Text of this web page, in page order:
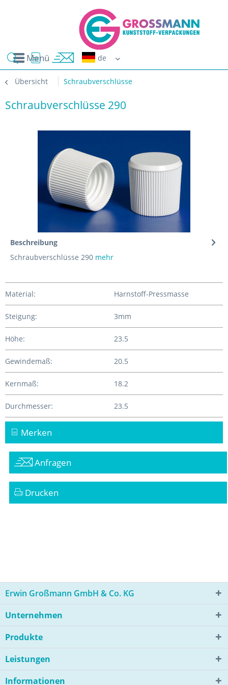
Menü
Übersicht Schraubverschlüsse
Schraubverschlüsse 290
Beschreibung
Schraubverschlüsse 290 mehr
Material: Harnstoff-Pressmasse
Steigung: 3mm
Höhe: 23.5
Gewindemaß: 20.5
Kernmaß: 18.2
Durchmesser: 23.5
Merken
Anfragen
Drucken
Erwin Großmann GmbH & Co. KG
Unternehmen
Produkte
Leistungen
Informationen